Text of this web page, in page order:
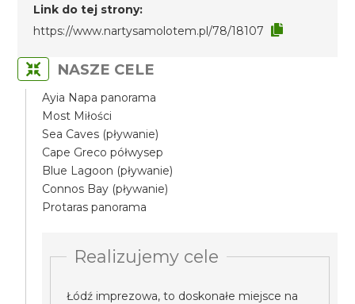
Link do tej strony:
https://www.nartysamolotem.pl/78/18107
NASZE CELE
Ayia Napa panorama
Most Miłości
Sea Caves (pływanie)
Cape Greco półwysep
Blue Lagoon (pływanie)
Connos Bay (pływanie)
Protaras panorama
Realizujemy cele
Łódź imprezowa, to doskonałe miejsce na